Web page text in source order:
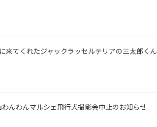
てくれたジャックラッセルテリアの三太郎くん
んわんマルシェ飛行犬撮影会中止のお知らせ